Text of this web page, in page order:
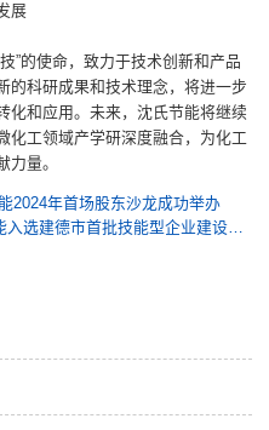
展
”的使命，致力于技术创新和产品
的科研成果和技术理念，将进一步
化和应用。未来，沈氏节能将继续
化工领域产学研深度融合，为化工
力量。
2024年首场股东沙龙成功举办